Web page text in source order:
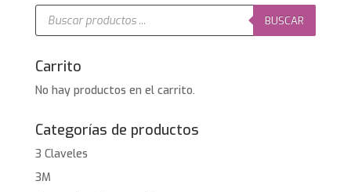
Búsqueda
productos
BUSCAR
Carrito
No hay productos en el carrito.
Categorías de productos
3 Claveles
3M